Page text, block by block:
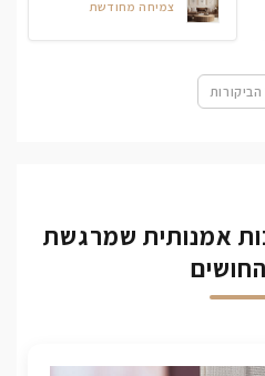
צמיחה מחודשת
אמנותית שמרגשת